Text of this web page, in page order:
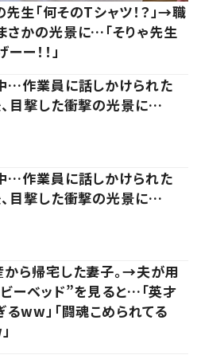
生「何そのTシャツ！？」→職
さかの光景に…「そりゃ先生
ー！！」
…作業員に話しかけられた
、目撃した衝撃の光景に…
…作業員に話しかけられた
、目撃した衝撃の光景に…
から帰宅した妻子。→夫が用
ーベッド”を見ると…「英才
ww」「闘魂こめられてる